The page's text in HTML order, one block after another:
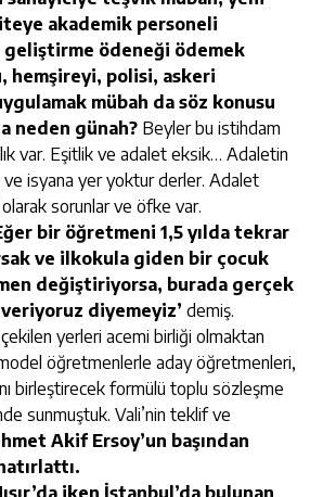
akademik personeli
ödeneği ödemek
hemşireyi, polisi, askeri
mübah da söz konusu
neden günah? Beyler bu istihdam
var. Eşitlik ve adalet eksik… Adaletin
isyana yer yoktur derler. Adalet
olarak sorunlar ve öfke var.
bir öğretmeni 1,5 yılda tekrar
ve ilkokula giden bir çocuk
değiştiriyorsa, burada gerçek
diyemeyiz’ demiş.
yerleri acemi birliği olmaktan
model öğretmenlerle aday öğretmenleri,
birleştirecek formülü toplu sözleşme
sunmuştuk. Vali’nin teklif ve
Akif Ersoy’un başından
iken İstanbul’da bulunan